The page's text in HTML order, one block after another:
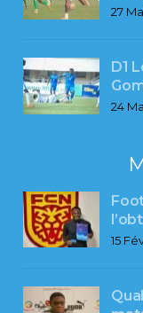
27
D1
24
15